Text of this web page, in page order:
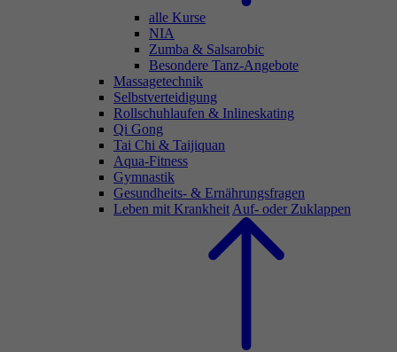
alle Kurse
NIA
Zumba & Salsarobic
Besondere Tanz-Angebote
Massagetechnik
Selbstverteidigung
Rollschuhlaufen & Inlineskating
Qi Gong
Tai Chi & Taijiquan
Aqua-Fitness
Gymnastik
Gesundheits- & Ernährungsfragen
Leben mit Krankheit Auf- oder Zuklappen